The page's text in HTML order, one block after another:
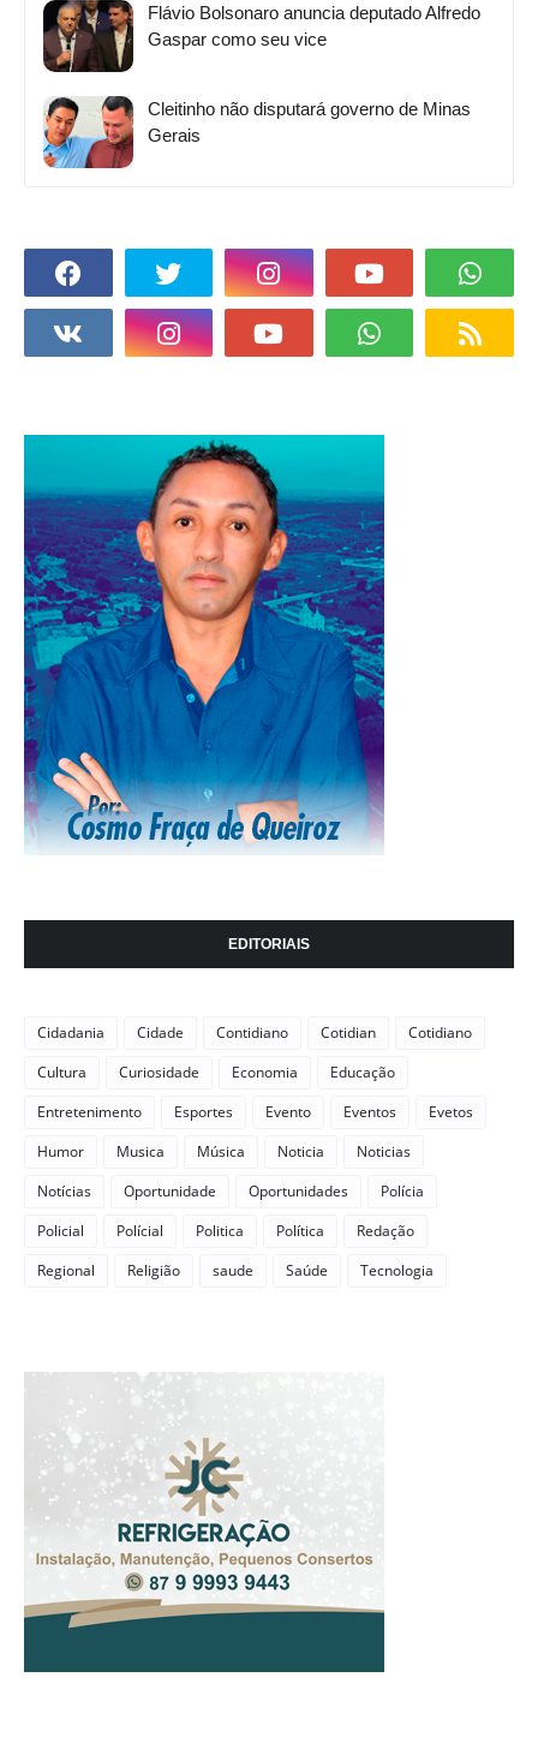
Flávio Bolsonaro anuncia deputado Alfredo
Gaspar como seu vice
Cleitinho não disputará governo de Minas
Gerais
EDITORIAIS
Cidadania Cidade Contidiano Cotidian
Cotidiano
Cultura
Curiosidade Economia
Educação
Entretenimento
Esportes Evento Eventos
Evetos
Humor
Musica Música Noticia
Noticias
Notícias
Oportunidade Oportunidades
Polícia
Policial
Polícial Politica Política
Redação
Regional
Religião saude Saúde Tecnologia